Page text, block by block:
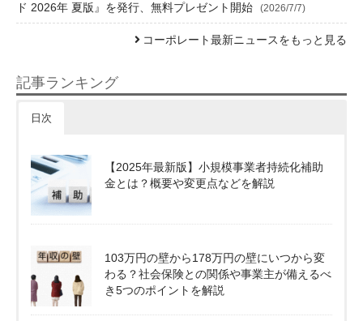
ド 2026年 夏版』を発行、無料プレゼント開始
(2026/7/7)
コーポレート最新ニュースをもっと見る
記事ランキング
日次
【2025年最新版】小規模事業者持続化補助
金とは？概要や変更点などを解説
103万円の壁から178万円の壁にいつから変
わる？社会保険との関係や事業主が備えるべ
き5つのポイントを解説